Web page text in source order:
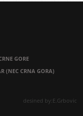
GORE
(NEC CRNA GORA)
desined by:E.Grbovic